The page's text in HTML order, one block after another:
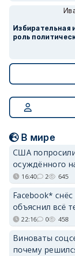
Избирательная
роль
В мире
США
осуждённого
16:40 2 645
Facebook*
объяснил всё
22:16 0 458
Виноваты
почему